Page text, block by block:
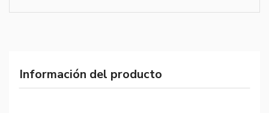
Información del producto